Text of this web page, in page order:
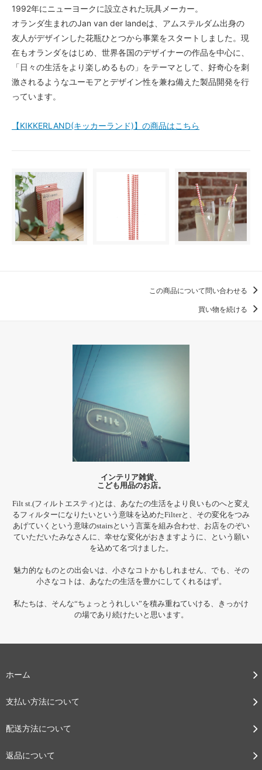
1992年にニューヨークに設立された玩具メーカー。
オランダ生まれのJan van der landeは、アムステルダム出身の
友人がデザインした花瓶ひとつから事業をスタートしました。現
在もオランダをはじめ、世界各国のデザイナーの作品を中心に、
「日々の生活をより楽しめるもの」をテーマとして、好奇心を刺
激されるようなユーモアとデザイン性を兼ね備えた製品開発を行
っています。
【KIKKERLAND(キッカーランド)】の商品はこちら
この商品について問い合わせる
買い物を続ける
インテリア雑貨、
こども用品のお店。
Filt st.(フィルトエスティ)とは、あなたの生活をより良いものへと変え
るフィルターになりたいという意味を込めたFilterと、その変化をつみ
あげていくという意味のstairsという言葉を組み合わせ、お店をのぞい
ていただいたみなさんに、幸せな変化がおきますように、という願い
を込めて名づけました。
魅力的なものとの出会いは、小さなコトかもしれません、でも、その
小さなコトは、あなたの生活を豊かにしてくれるはず。
私たちは、そんな“ちょっとうれしい”を積み重ねていける、きっかけ
の場であり続けたいと思います。
ホーム
支払い方法について
配送方法について
返品について